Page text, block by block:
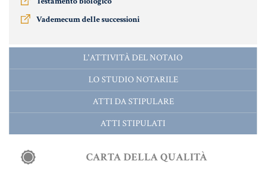
Vademecum delle successioni
L'ATTIVITÀ DEL NOTAIO
LO STUDIO NOTARILE
ATTI DA STIPULARE
ATTI STIPULATI
CARTA DELLA QUALITÀ